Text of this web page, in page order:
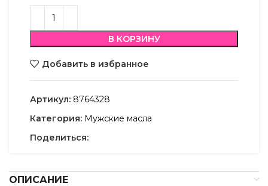
В КОРЗИНУ
Добавить в избранное
Артикул: 8764328
Категория: Мужские масла
Поделиться:
ОПИСАНИЕ